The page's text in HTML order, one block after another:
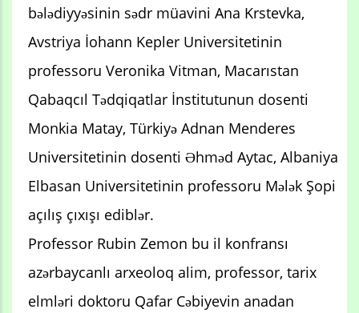
bələdiyyəsinin sədr müavini Ana Krstevka,
Avstriya İohann Kepler Universitetinin
professoru Veronika Vitman, Macarıstan
Qabaqcıl Tədqiqatlar İnstitutunun dosenti
Monkia Matay, Türkiyə Adnan Menderes
Universitetinin dosenti Əhməd Aytac, Albaniya
Elbasan Universitetinin professoru Mələk Şopi
açılış çıxışı ediblər.
Professor Rubin Zemon bu il konfransı
azərbaycanlı arxeoloq alim, professor, tarix
elmləri doktoru Qafar Cəbiyevin anadan